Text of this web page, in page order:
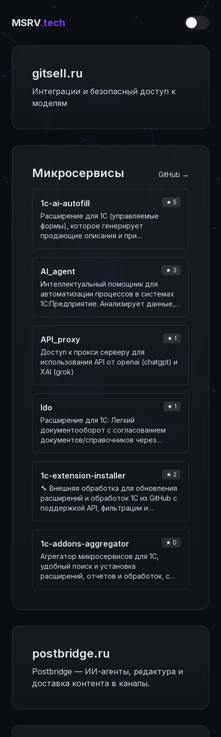
MSRV.tech
gitsell.ru
ИИ‑прокси — основной драйвер
платформы
Микросервисы GitHub →
1c-ai-autofill ★ 5
Расширение для 1С (управляемые
формы), которое генерирует
продающие описания и при
дополн…
AI_agent ★ 3
Интеллектуальный помощник для
автоматизации процессов в системах
1С:Предприятие. Анализирует данные,
API_proxy ★ 1
Доступ к прокси серверу для
использования API от openai (chatgpt) и
XAI (grok)
ldo ★ 1
Расширение для 1С: Легкий
документооборот с согласованием
документов/справочников через
1c-extension-installer ★ 2
🔧 Внешняя обработка для обновления
расширений и обработок 1С из GitHub с
поддержкой API, фильтрации и
1c-addons-aggregator ★ 0
Агрегатор микросервисов для 1С,
удобный поиск и установка
расширений, отчетов и обработок, с
postbridge.ru
Postbridge — ИИ-агенты, редактура и
доставка контента в каналы.